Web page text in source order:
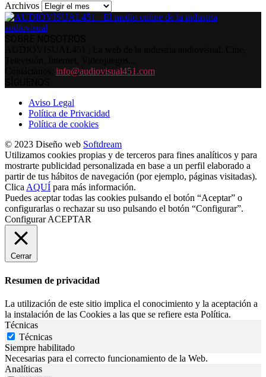
Archivos
info@audiovisual451.com
Aviso Legal
Política de Privacidad
Política de cookies
© 2023 Diseño web Softdream
Utilizamos cookies propias y de terceros para fines analíticos y para
mostrarte publicidad personalizada en base a un perfil elaborado a
partir de tus hábitos de navegación (por ejemplo, páginas visitadas).
ClicaAQUÍ para más información.
Puedes aceptar todas las cookies pulsando el botón “Aceptar” o
configurarlas o rechazar su uso pulsando el botón “Configurar”.
ConfigurarACEPTAR
Cerrar
Resumen de privacidad
La utilización de este sitio implica el conocimiento y la aceptación a
la instalación de las Cookies a las que se refiere esta Política.
Técnicas
Técnicas
Siempre habilitado
Necesarias para el correcto funcionamiento de la Web.
Analíticas